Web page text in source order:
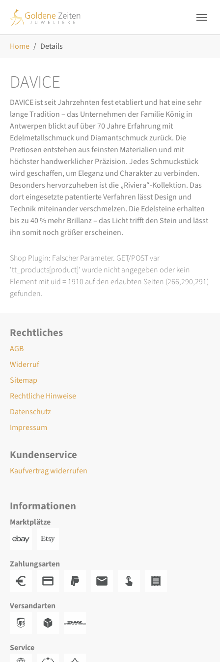
Home Details
DAVICE
DAVICE ist seit Jahrzehnten fest etabliert und hat eine sehr
lange Tradition – das Unternehmen der Familie König in
Antwerpen blickt auf über 70 Jahre Erfahrung mit
Edelmetallschmuck und Diamantschmuck zurück. Die
Pretiosen entstehen aus feinsten Materialien und mit
höchster handwerklicher Präzision. Jedes Schmuckstück
wird geschaffen, um Eleganz und Charakter zu verbinden.
Besonders hervorzuheben ist die „Riviera“-Kollektion. Das
dort eingesetzte patentierte Verfahren lässt Design und
Technik miteinander verschmelzen. Die Edelsteine erhalten
bis zu 40 % mehr Brillanz – das Licht trifft den Stein und lässt
ihn somit noch größer erscheinen.
Shop Plugin: Falscher Parameter. GET/POST var
'tt_products[product]' wurde nicht angegeben oder kein
Element mit uid = 1910 auf den erlaubten Seiten (266,290,291)
gefunden.
Rechtliches
AGB
Widerruf
Sitemap
Rechtliche Hinweise
Datenschutz
Impressum
Kundenservice
Kaufvertrag widerrufen
Informationen
Marktplätze
Zahlungsarten
Versandarten
Service